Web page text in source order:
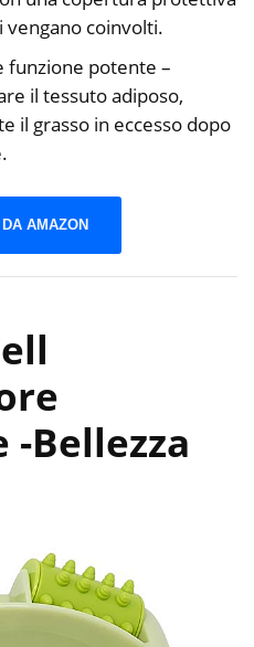
vengano coinvolti.
funzione potente –
il tessuto adiposo,
il grasso in eccesso dopo
AMAZON
-Bellezza